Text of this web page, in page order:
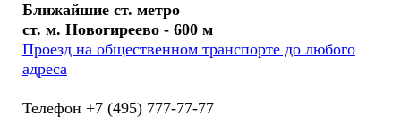
Ближайшие ст. метро
ст. м. Новогиреево - 600 м
Проезд на общественном транспорте до любого
адреса
Телефон +7 (495) 777-77-77